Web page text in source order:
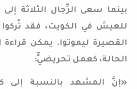
بينما سعى الرِّجال الثلاثة
للعيش في الكويت، فقد تُركوا
القصيرة ليموتوا. يمكن
الحالة، كعمل تحريضيٍّ:
«إنَّ المشهد بالنسبة إلى